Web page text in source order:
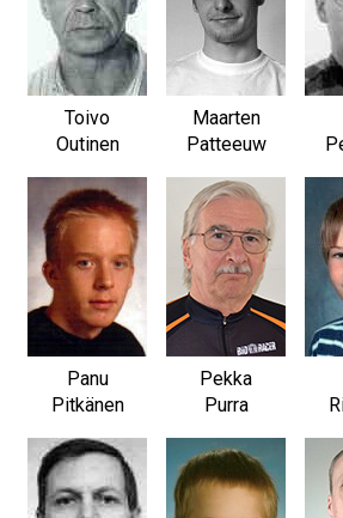
Toivo
Outinen
Maarten
Patteeuw
Panu
Pitkänen
Pekka
Purra